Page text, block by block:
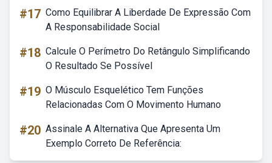
#17 Como Equilibrar A Liberdade De Expressão Com
A Responsabilidade Social
#18 Calcule O Perímetro Do Retângulo Simplificando
O Resultado Se Possível
#19 O Músculo Esquelético Tem Funções
Relacionadas Com O Movimento Humano
#20 Assinale A Alternativa Que Apresenta Um
Exemplo Correto De Referência: